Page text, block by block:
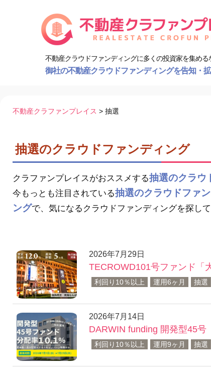
不動産クラウドファンディングに多くの投資家を集め
御社の不動産クラウドファンディングを告知・
ン
ツ
へ
ス
キ
プ
不動産クラファンプレイス > 抽選
抽選のクラウドファンディング
クラファンプレイスがおススメする抽選のクラウ
今もっとも注目されている抽選のクラウドファ
ングで、気になるクラウドファンディングを探して
2026年7月29日
TECROWD101号ファンド「
利回り10％以上 運用6ヶ月 抽選
2026年7月14日
DARWIN funding 開発型45号
利回り10％以上 運用9ヶ月 抽選